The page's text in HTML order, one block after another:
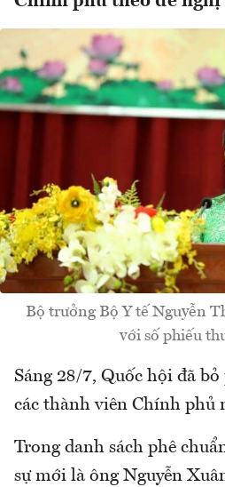
Bộ trưởng Bộ Y tế Nguyễn
với số phiếu
Sáng 28/7, Quốc hội đã
các thành viên Chính phủ
Trong danh sách phê
sự mới là ông Nguyễn